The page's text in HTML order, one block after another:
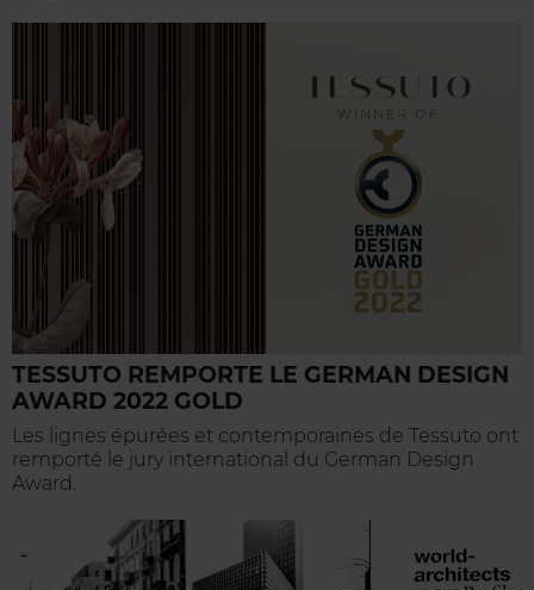
TESSUTO REMPORTE LE GERMAN DESIGN
AWARD 2022 GOLD
Les lignes épurées et contemporaines de Tessuto ont
remporté le jury international du German Design
Award.